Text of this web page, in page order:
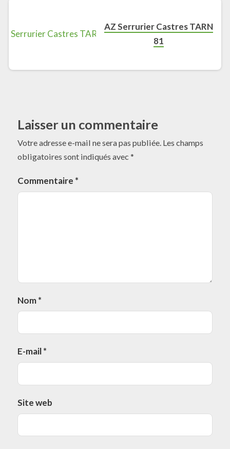
AZ Serrurier Castres TARN
81
Laisser un commentaire
Votre adresse e-mail ne sera pas publiée. Les champs
obligatoires sont indiqués avec *
Commentaire *
Nom*
E-mail*
Site web